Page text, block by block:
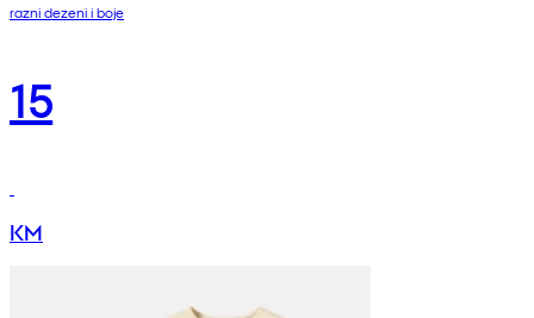
razni dezeni i boje
15
KM